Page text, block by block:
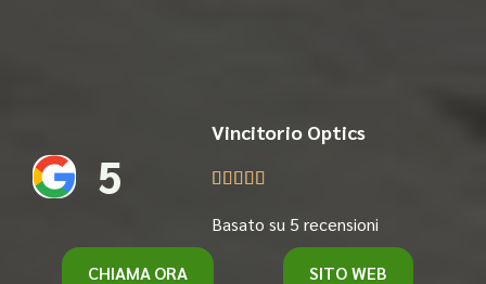
5
Vincitorio Optics
    
Basato su 5 recensioni
CHIAMA ORA SITO WEB